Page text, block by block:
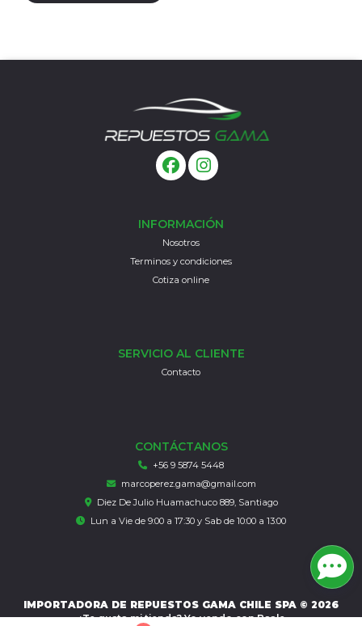
INFORMACIÓN
Nosotros
Terminos y condiciones
Cotiza online
SERVICIO AL CLIENTE
Contacto
CONTÁCTANOS
+56 9 5874 5448
marcoperez.gama@gmail.com
Diez De Julio Huamachuco 889, Santiago
Lun a Vie de 9:00 a 17:30 y Sab de 10:00 a 13:00
IMPORTADORA DE REPUESTOS GAMA CHILE SPA © 2026
¿Te gusta mi tienda? Yo vendo conBsale